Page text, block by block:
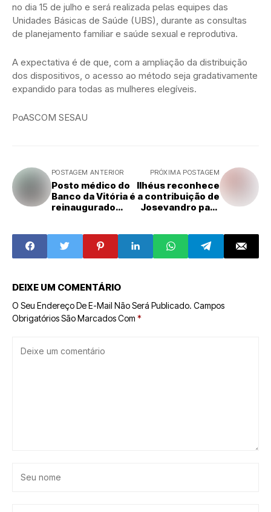
no dia 15 de julho e será realizada pelas equipes das
Unidades Básicas de Saúde (UBS), durante as consultas
de planejamento familiar e saúde sexual e reprodutiva.
A expectativa é de que, com a ampliação da distribuição
dos dispositivos, o acesso ao método seja gradativamente
expandido para todas as mulheres elegíveis.
PoASCOM SESAU
POSTAGEM ANTERIOR
Posto médico do
Banco da Vitória é
reinaugurado
PRÓXIMA POSTAGEM
Ilhéus reconhece
a contribuição de
Josevandro para
de Ilhéus
DEIXE UM COMENTÁRIO
O Seu Endereço De E-Mail Não Será Publicado. Campos
Obrigatórios São Marcados Com *